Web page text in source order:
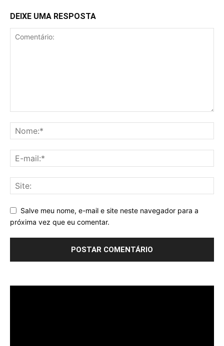
DEIXE UMA RESPOSTA
Salve meu nome, e-mail e site neste navegador para a
próxima vez que eu comentar.